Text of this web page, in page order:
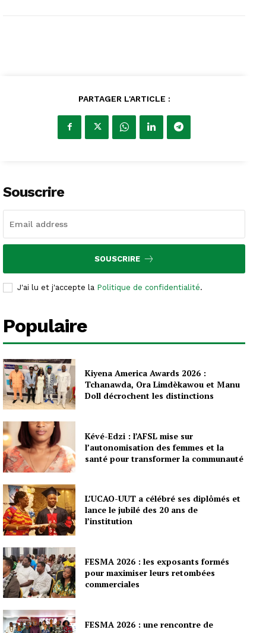
PARTAGER L'ARTICLE :
Souscrire
SOUSCRIRE
J'ai lu et j'accepte la Politique de confidentialité.
Populaire
Kiyena America Awards 2026 :
Tchanawda, Ora Limdèkawou et Manu
Doll décrochent les distinctions
Kévé-Edzi : l’AFSL mise sur
l’autonomisation des femmes et la
santé pour transformer la communauté
L’UCAO-UUT a célébré ses diplômés et
lance le jubilé des 20 ans de
l’institution
FESMA 2026 : les exposants formés
pour maximiser leurs retombées
commerciales
FESMA 2026 : une rencontre de